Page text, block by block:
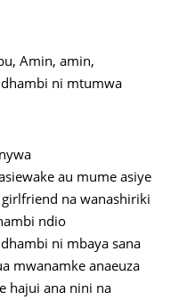
Amin, amin,
ni mtumwa
au mume asiye
na wanashiriki
ndio
ni mbaya sana
mwanamke anaeuza
hajui ana nini na